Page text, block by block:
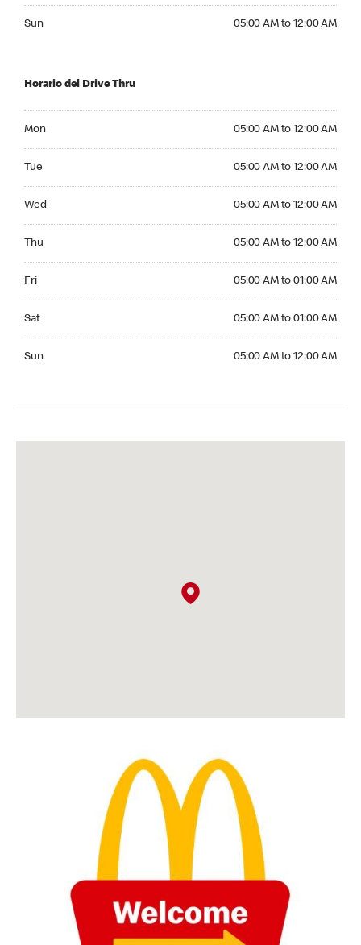
Sun 05:00 AM to 12:00 AM
Horario del Drive Thru
Mon 05:00 AM to 12:00 AM
Tue 05:00 AM to 12:00 AM
Wed 05:00 AM to 12:00 AM
Thu 05:00 AM to 12:00 AM
Fri 05:00 AM to 01:00 AM
Sat 05:00 AM to 01:00 AM
Sun 05:00 AM to 12:00 AM